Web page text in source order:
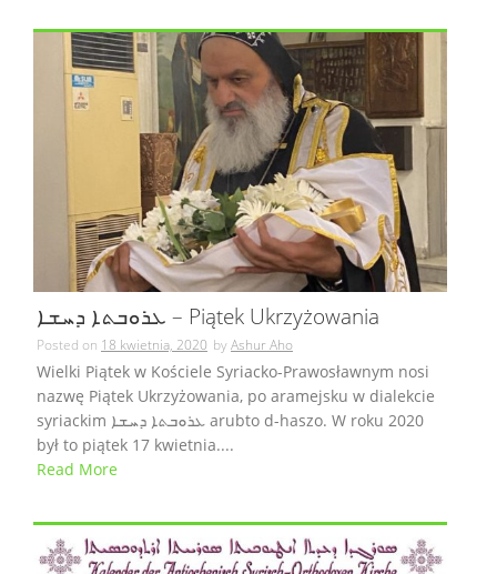
ܥܪܘܒܬܐ ܕܚܫܐ – Piątek Ukrzyżowania
Posted on 18 kwietnia, 2020 byAshur Aho
Wielki Piątek w Kościele Syriacko-Prawosławnym nosi
nazwę Piątek Ukrzyżowania, po aramejsku w dialekcie
syriackim ܥܪܘܒܬܐ ܕܚܫܐ arubto d-haszo. W roku 2020
był to piątek 17 kwietnia....
Read More